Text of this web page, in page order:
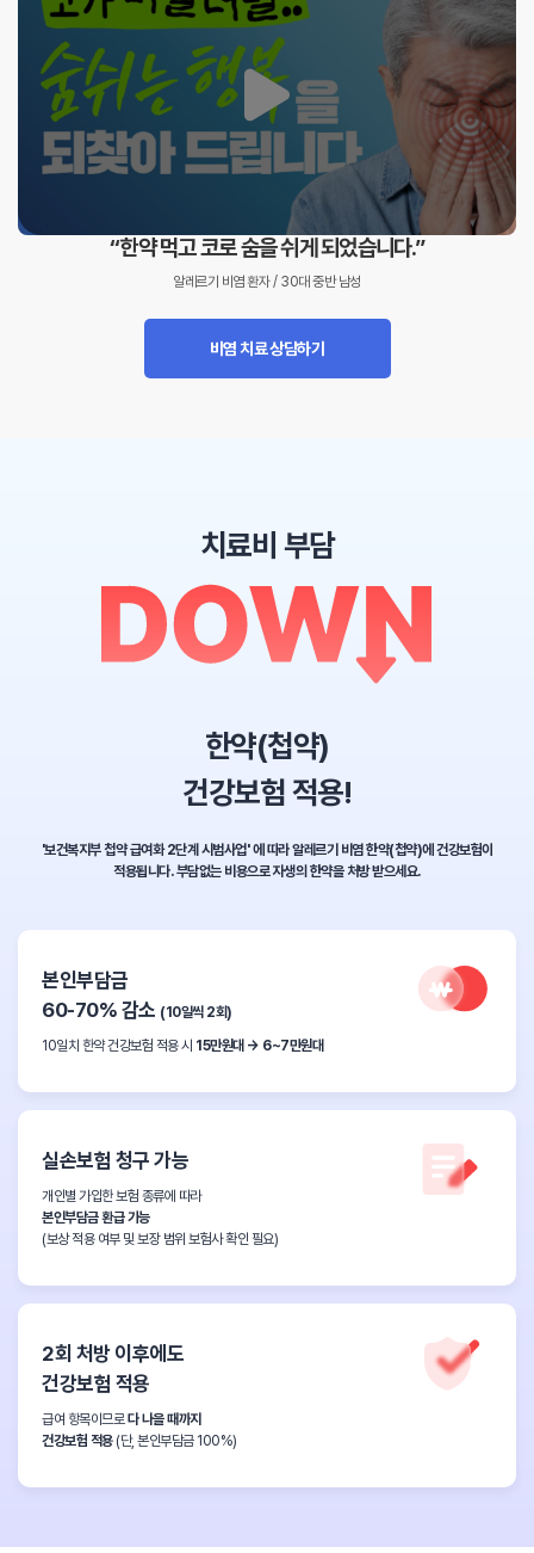
“한약 먹고 코로 숨을 쉬게 되었습니다.”
알레르기 비염 환자 / 30대 중반 남성
비염 치료 상담하기
치료비 부담
한약(첩약)
건강보험 적용!
'보건복지부 첩약 급여화 2단계 시범사업' 에 따라 알레르기 비염 한약(첩약)에 건강보험이
적용됩니다.부담없는 비용으로 자생의 한약을 처방 받으세요.
본인부담금
60-70% 감소 (10일씩 2회)
10일치 한약 건강보험 적용 시 15만원대 → 6~7만원대
실손보험 청구 가능
개인별 가입한 보험 종류에 따라
본인부담금 환급 가능
(보상 적용 여부 및 보장 범위 보험사 확인 필요)
2회 처방 이후에도
건강보험 적용
급여 항목이므로다 나을 때까지
건강보험 적용(단, 본인부담금 100%)